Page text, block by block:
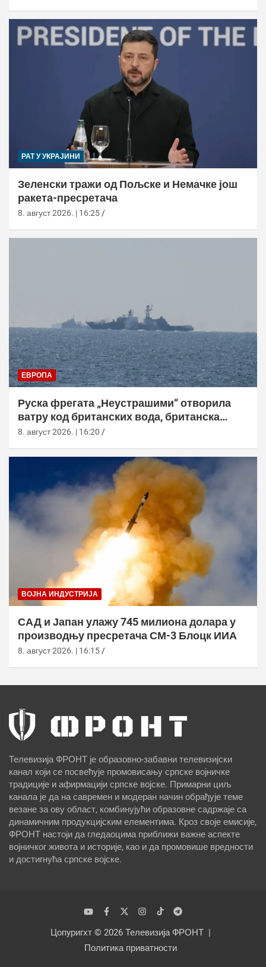
РАТ У УКРАЈИНИ
Зеленски тражи од Пољске и Немачке још
ракета-пресретача
8. август 2026. | 16:25
ЕВРОПА
Руска фрегата „Неустрашими“ отворила
ватру код британских вода, британска
морнарица појачала праћење
8. август 2026. | 16:20
ВОЈНА ИНДУСТРИЈА
САД и Јапан улажу 745 милиона долара у
производњу пресретача СМ-3 Блоцк ИИА
8. август 2026. | 16:15
Телевизија ФРОНТ је образовно-забавни телевизијски
канал који се посвећује промовисању српске војничке
традиције и афирмацији српске војске. Примарни циљ
канала је да на савремен и модеран начин обрађује теме
везане за ову област, комбинујући образовне садржаје са
динамичним продукцијским елементима. Кроз своје емисије,
ФРОНТ настоји да гледаоцима приближи важне аспекте
војничког живота и историје, као и да промовише вредности
и достигнућа српске војске.
Цопyригхт © 2026 Телевизија ФРОНТ
Политика приватности